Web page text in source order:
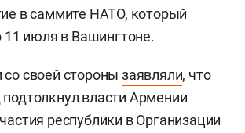
в саммите НАТО, который
11 июля в Вашингтоне.
своей сторонызаявляли, что
власти Армении
республики в Организации